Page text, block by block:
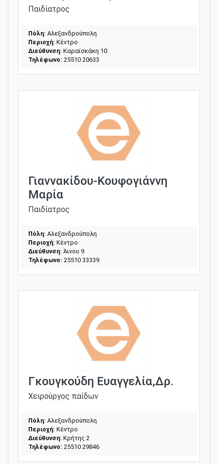
Παιδίατρος
Πόλη: Αλεξανδρούπολη
Περιοχή: Κέντρο
Διεύθυνση: Καραϊσκάκη 10
Τηλέφωνο: 25510 20633
Γιαννακίδου-Κουφογιάννη
Μαρία
Παιδίατρος
Πόλη: Αλεξανδρούπολη
Περιοχή: Κέντρο
Διεύθυνση: Άινου 9
Τηλέφωνο: 25510 33339
Γκουγκούδη Ευαγγελία,Δρ.
Χειρούργος παίδων
Πόλη: Αλεξανδρούπολη
Περιοχή: Κέντρο
Διεύθυνση: Κρήτης 2
Τηλέφωνο: 25510 29846